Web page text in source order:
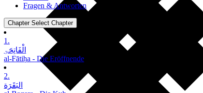
Fragen & Antworten
Chapter Select Chapter
1.
الْفَاتِحَۃِ
al-Fātiḥa - Die Eröffnende
2.
البَقَرَة